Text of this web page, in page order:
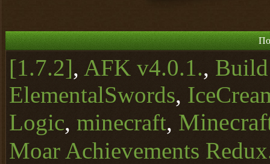
[1.7.2], AFK v4.0.1., Build
ElementalSwords,
Logic, minecraft,
Moar Achievements